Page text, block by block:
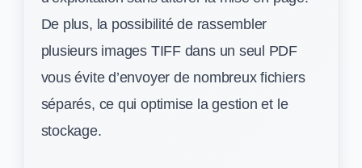
De plus, la possibilité de rassembler
plusieurs images TIFF dans un seul PDF
vous évite d’envoyer de nombreux fichiers
séparés, ce qui optimise la gestion et le
stockage.